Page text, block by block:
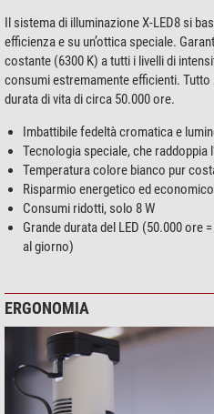
Il sistema di illuminazione X-LED8 si
efficienza e su un’ottica speciale.
costante (6300 K) a tutti i livelli di
consumi estremamente efficienti.
durata di vita di circa 50.000 ore.
Imbattibile fedeltà cromatica e
Tecnologia speciale, che raddoppia
Temperatura colore bianco pur
Risparmio energetico ed economico
Consumi ridotti, solo 8 W
Grande durata del LED (50.000 ore
al giorno)
ERGONOMIA